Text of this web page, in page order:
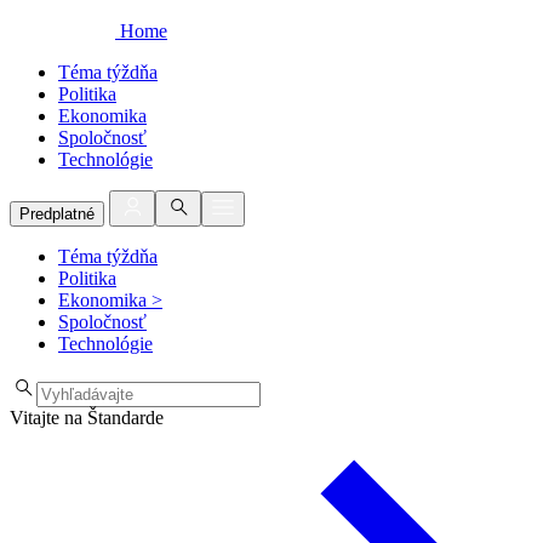
Home
Téma týždňa
Politika
Ekonomika
Spoločnosť
Technológie
Predplatné
Téma týždňa
Politika
Ekonomika >
Spoločnosť
Technológie
Vitajte na Štandarde